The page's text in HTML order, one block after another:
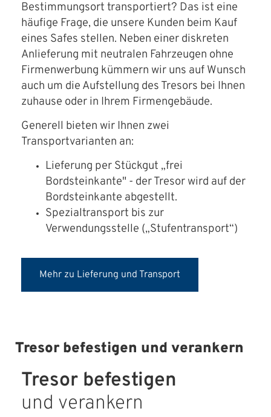
Bestimmungsort transportiert? Das ist eine
häufige Frage, die unsere Kunden beim Kauf
eines Safes stellen. Neben einer diskreten
Anlieferung mit neutralen Fahrzeugen ohne
Firmenwerbung kümmern wir uns auf Wunsch
auch um die Aufstellung des Tresors bei Ihnen
zuhause oder in Ihrem Firmengebäude.
Generell bieten wir Ihnen zwei
Transportvarianten an:
Lieferung per Stückgut „frei
Bordsteinkante" - der Tresor wird auf der
Bordsteinkante abgestellt.
Spezialtransport bis zur
Verwendungsstelle („Stufentransport“)
Mehr zu Lieferung und Transport
Tresor befestigen und verankern
Tresor befestigen
und verankern